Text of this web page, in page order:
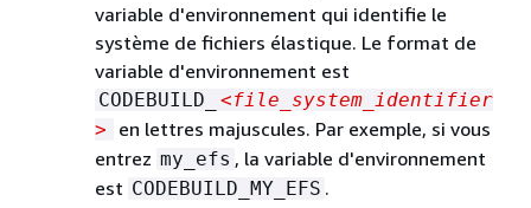
variable d'environnement qui identifie le
système de fichiers élastique. Le format de
variable d'environnement est
CODEBUILD_
<file_system_identifier
>
en lettres majuscules. Par exemple, si vous
entrez my_efs , la variable d'environnement
est CODEBUILD_MY_EFS .